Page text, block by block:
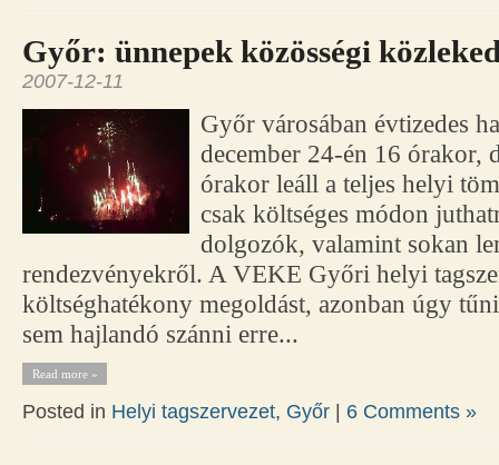
Győr: ünnepek közösségi
2007-12-11
Győr városában évtizedes
december 24-én 16 órakor,
órakor leáll a teljes helyi
csak költséges módon
dolgozók, valamint sokan
rendezvényekről. A VEKE Győri helyi
költséghatékony megoldást, azonban úgy
sem hajlandó szánni erre...
Read more »
Posted in Helyi tagszervezet, Győr | 6 Comments »